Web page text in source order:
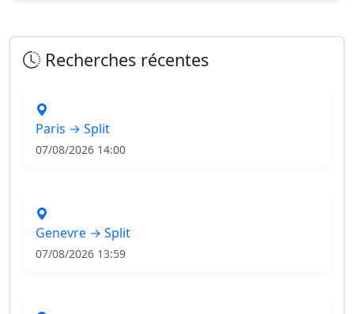
Recherches récentes
Paris → Split
07/08/2026 14:00
Genevre → Split
07/08/2026 13:59